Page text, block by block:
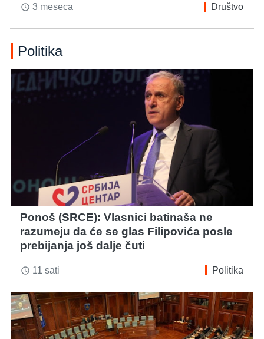
access_time 3 meseca Društvo
Politika
Ponoš (SRCE): Vlasnici batinaša ne
razumeju da će se glas Filipovića posle
prebijanja još dalje čuti
access_time 11 sati Politika